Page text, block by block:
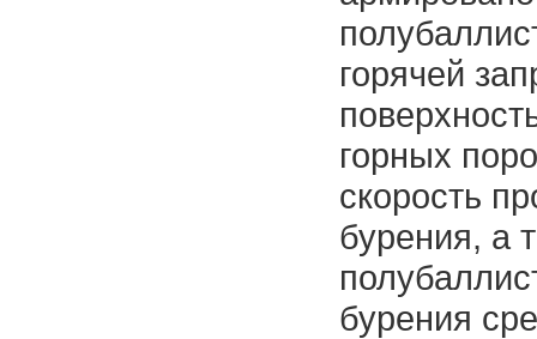
горячей
горных
скорость
бурения, а
бурения